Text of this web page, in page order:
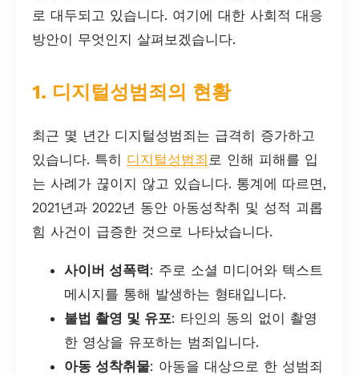
로 대두되고 있습니다. 여기에 대한 사회적 대응
방안이 무엇인지 살펴보겠습니다.
1. 디지털성범죄의 현황
최근 몇 년간 디지털성범죄는 급격히 증가하고
있습니다. 특히 디지털성범죄 로 인해 피해를 입
는 사례가 끊이지 않고 있습니다. 통계에 따르면,
2021년과 2022년 동안 아동성착취 및 성적 괴롭
힘 사건이 급증한 것으로 나타났습니다.
사이버 성폭력: 주로 소셜 미디어와 텍스트
메시지를 통해 발생하는 형태입니다.
불법 촬영 및 유포: 타인의 동의 없이 촬영
한 영상을 유포하는 범죄입니다.
아동 성착취물: 아동을 대상으로 한 성범죄